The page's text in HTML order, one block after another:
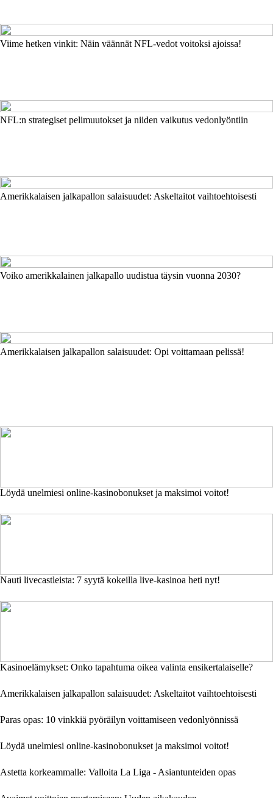
Viime hetken vinkit: Näin väännät NFL-vedot voitoksi ajoissa!
NFL:n strategiset pelimuutokset ja niiden vaikutus vedonlyöntiin
Amerikkalaisen jalkapallon salaisuudet: Askeltaitot vaihtoehtoisesti
Voiko amerikkalainen jalkapallo uudistua täysin vuonna 2030?
Amerikkalaisen jalkapallon salaisuudet: Opi voittamaan pelissä!
Löydä unelmiesi online-kasinobonukset ja maksimoi voitot!
Nauti livecastleista: 7 syytä kokeilla live-kasinoa heti nyt!
Kasinoelämykset: Onko tapahtuma oikea valinta ensikertalaiselle?
Amerikkalaisen jalkapallon salaisuudet: Askeltaitot vaihtoehtoisesti
Paras opas: 10 vinkkiä pyöräilyn voittamiseen vedonlyönnissä
Löydä unelmiesi online-kasinobonukset ja maksimoi voitot!
Astetta korkeammalle: Valloita La Liga - Asiantunteiden opas